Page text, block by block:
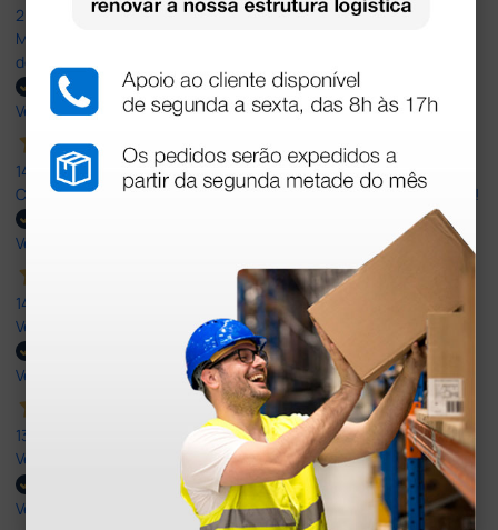
20 Jul 2026
Minha experiência foi super positiva. Bom atendimento e recebi
dentro do prazo. Obrigada.
Verified buyer
14 Jul 2026
Correct and timely delivery. Large offer of products. Good service!
Verified buyer
14 Jul 2026
Very Good!
Verified buyer
13 Jul 2026
Very good
Verified buyer